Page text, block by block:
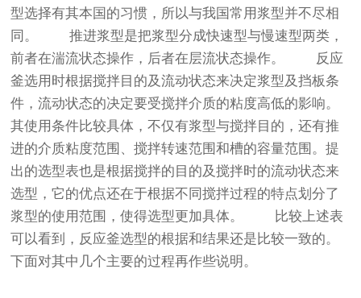
型选择有其本国的习惯，所以与我国常用浆型并不尽相
同。 推进浆型是把浆型分成快速型与慢速型两类，
前者在湍流状态操作，后者在层流状态操作。 反应
釜选用时根据搅拌目的及流动状态来决定浆型及挡板条
件，流动状态的决定要受搅拌介质的粘度高低的影响。
其使用条件比较具体，不仅有浆型与搅拌目的，还有推
进的介质粘度范围、搅拌转速范围和槽的容量范围。提
出的选型表也是根据搅拌的目的及搅拌时的流动状态来
选型，它的优点还在于根据不同搅拌过程的特点划分了
浆型的使用范围，使得选型更加具体。 比较上述表
可以看到，反应釜选型的根据和结果还是比较一致的。
下面对其中几个主要的过程再作些说明。